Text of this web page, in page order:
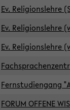
Ev. Religionslehre
Ev. Religionslehre
Ev. Religionslehre
Fernstudiengang
FORUM OFFENE